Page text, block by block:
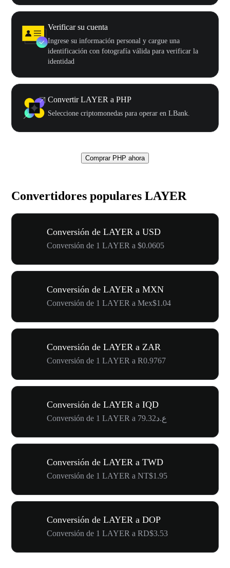
Verificar su cuenta
Ingrese su información personal y cargue una
identificación con fotografía válida para verificar la
identidad
Convertir LAYER a PHP
Seleccione criptomonedas para operar en LBank.
Comprar PHP ahora
Convertidores populares LAYER
Conversión de LAYER a USD
Conversión de 1 LAYER a $0.0605
Conversión de LAYER a MXN
Conversión de 1 LAYER a Mex$1.04
Conversión de LAYER a ZAR
Conversión de 1 LAYER a R0.9767
Conversión de LAYER a IQD
Conversión de 1 LAYER a ع.د79.32
Conversión de LAYER a TWD
Conversión de 1 LAYER a NT$1.95
Conversión de LAYER a DOP
Conversión de 1 LAYER a RD$3.53